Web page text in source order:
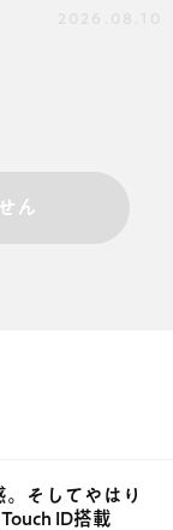
ん
そしてやはり
ID搭載